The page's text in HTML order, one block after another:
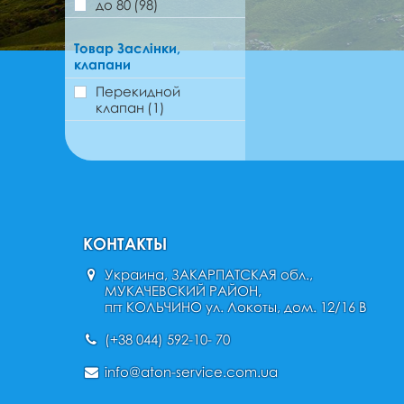
до 80 (98)
Товар Заслінки,
клапани
Перекидной
клапан (1)
КОНТАКТЫ
Украина, ЗАКАРПАТСКАЯ обл.,
МУКАЧЕВСКИЙ РАЙОН,
пгт КОЛЬЧИНО ул. Локоты, дом. 12/16 В
(+38 044) 592-10- 70
info@aton-service.com.ua